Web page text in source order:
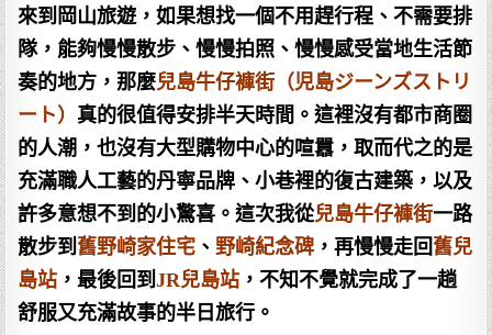
來到岡山旅遊，如果想找一個不用趕行程、不需要排
隊，能夠慢慢散步、慢慢拍照、慢慢感受當地生活節
奏的地方，那麼兒島牛仔褲街（児島ジーンズストリ
ート） 真的很值得安排半天時間。這裡沒有都市商圈
的人潮，也沒有大型購物中心的喧囂，取而代之的是
充滿職人工藝的丹寧品牌、小巷裡的復古建築，以及
許多意想不到的小驚喜。這次我從兒島牛仔褲街一路
散步到舊野崎家住宅 、野崎紀念碑 ，再慢慢走回舊兒
島站 ，最後回到JR兒島站 ，不知不覺就完成了一趟
舒服又充滿故事的半日旅行。